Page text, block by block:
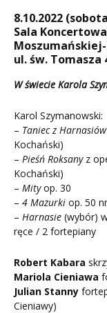
8.10.2022
Sala
ul. św. Tomasza
W świecie Karola
Karol Szymanowski:
– Taniec z Harnasiów
Kochański)
– Pieśń Roksanyz
Kochański)
– Mityop. 30
– 4 Mazurki op. 50
– Harnasie (wybór)
ręce / 2 fortepiany
Robert Kabara
Mariola Cieniawa
Julian Stanny
Cieniawy)